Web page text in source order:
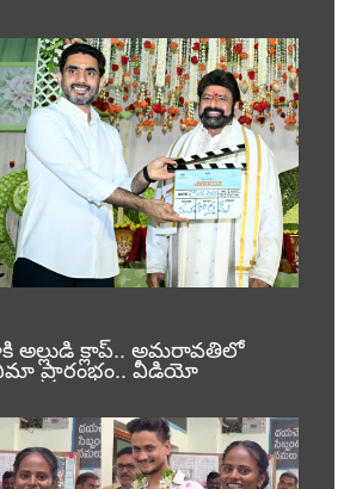
క్లాప్.. అమరావతిలో
ప్రారంభం.. వీడియో